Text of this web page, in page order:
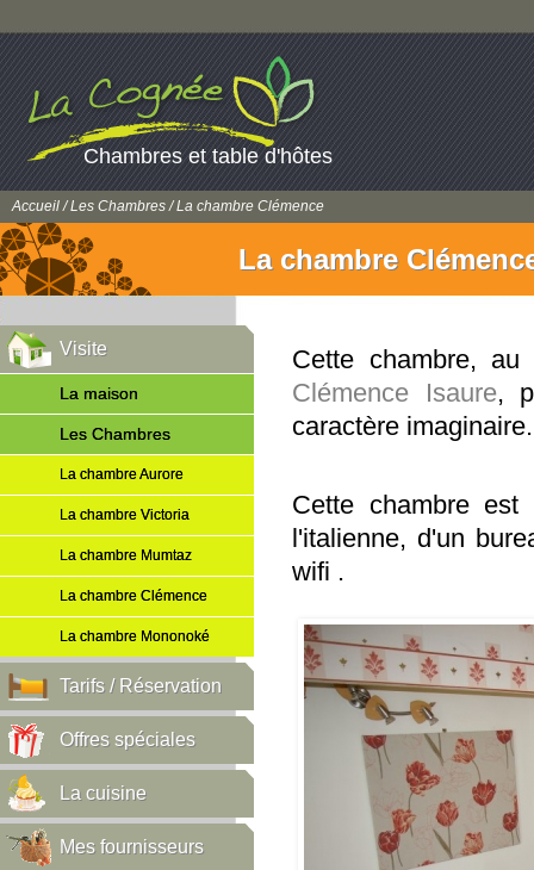
Chambres et table d'hôtes
Accueil/Les Chambres/ La chambre Clémence
La chambre
Visite
La maison
Les Chambres
La chambre Aurore
La chambre Victoria
La chambre Mumtaz
La chambre Clémence
La chambre Mononoké
Tarifs / Réservation
Offres spéciales
La cuisine
Mes fournisseurs
Cette chambre,
Clémence Isaure,
caractère imaginaire.
Cette chambre
l'italienne, d'un
wifi .